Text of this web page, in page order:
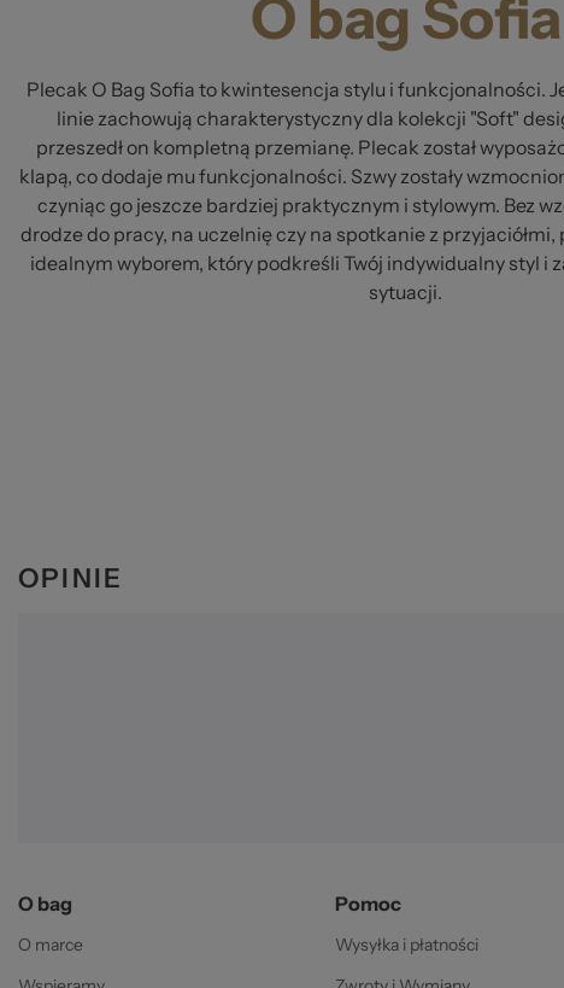
O bag Sofia
Plecak O Bag Sofia to kwintesencja stylu i funkcjonalności.
linie zachowują charakterystyczny dla kolekcji "Soft"
przeszedł on kompletną przemianę. Plecak został
klapą, co dodaje mu funkcjonalności. Szwy zostały
czyniąc go jeszcze bardziej praktycznym i stylowym. Bez
drodze do pracy, na uczelnię czy na spotkanie z
idealnym wyborem, który podkreśli Twój indywidualny styl i
sytuacji.
OPINIE
O bag
O marce
Pomoc
Wysyłka i płatności